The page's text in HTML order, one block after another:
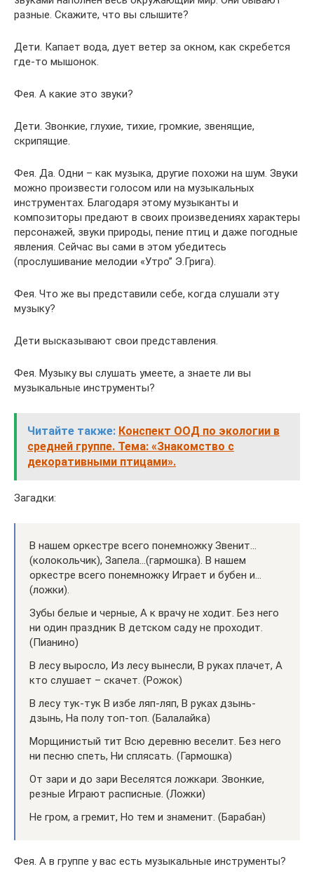
разные. Скажите, что вы слышите?
Дети. Капает вода, дует ветер за окном, как скребется
где-то мышонок.
Фея. А какие это звуки?
Дети. Звонкие, глухие, тихие, громкие, звенящие,
скрипящие.
Фея. Да. Одни – как музыка, другие похожи на шум. Звуки
можно произвести голосом или на музыкальных
инструментах. Благодаря этому музыканты и
композиторы предают в своих произведениях характеры
персонажей, звуки природы, пение птиц и даже погодные
явления. Сейчас вы сами в этом убедитесь
(прослушивание мелодии «Утро” Э.Грига).
Фея. Что же вы представили себе, когда слушали эту
музыку?
Дети высказывают свои представления.
Фея. Музыку вы слушать умеете, а знаете ли вы
музыкальные инструменты?
Читайте также: Конспект ООД по экологии в
средней группе. Тема: «Знакомство с
декоративными птицами».
Загадки:
В нашем оркестре всего понемножку Звенит…
(колокольчик), Запела…(гармошка). В нашем
оркестре всего понемножку Играет и бубен и…
(ложки).
Зубы белые и черные, А к врачу не ходит. Без него
ни один праздник В детском саду не проходит.
(Пианино)
В лесу выросло, Из лесу вынесли, В руках плачет, А
кто слушает – скачет. (Рожок)
В лесу тук-тук В избе ляп-ляп, В руках дзынь-
дзынь, На полу топ-топ. (Балалайка)
Морщинистый тит Всю деревню веселит. Без него
ни песню спеть, Ни сплясать. (Гармошка)
От зари и до зари Веселятся ложкари. Звонкие,
резные Играют расписные. (Ложки)
Не гром, а гремит, Но тем и знаменит. (Барабан)
Фея. А в группе у вас есть музыкальные инструменты?